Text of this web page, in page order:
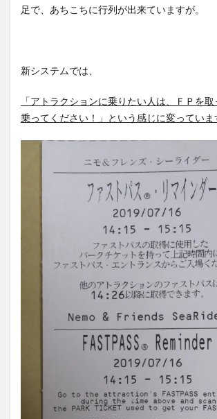
足で、あちこちに行列が出来ていますが。
新システムでは、
「アトラクションに乗りたい人は、ＦＰを
乗ってください！」という感じに変っていま